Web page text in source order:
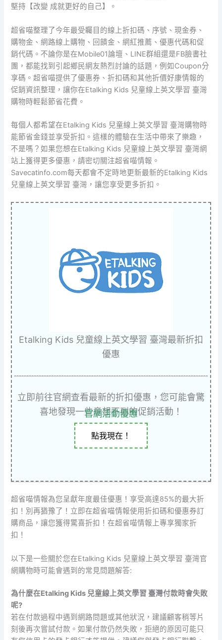
堅持【改變 成就更好的自己】。
超省喵整理了今年最受矚目的線上折扣碼、序號、現金券、
購物金、網路線上購物、回饋金、網紅推薦、優惠代碼和促
銷代碼。不論你是在Mobile01論壇、LINE群組還是FB臉書社
團，都能找到引起鄉民網友熱烈討論的話題，例如Coupon分
享碼。超省喵提供了優惠券、折扣碼和其他折價好康情報的
促銷資訊整理，讓你在Etalking Kids 兒童線上英文學習 臺灣
購物時輕鬆節省花費。
每個人都希望在Etalking Kids 兒童線上英文學習 臺灣購物時
能節省金錢並享受折扣。這樣的體驗在生活中帶來了樂趣，
不是嗎？如果您想在Etalking Kids 兒童線上英文學習 臺灣網
站上獲得更多優惠，請密切關注超省喵情報。
Savecatinfo.com每天都會不定時地更新最新的Etalking Kids
兒童線上英文學習 臺灣，讓您享受更多折扣。
Etalking Kids 兒童線上英文學習 臺灣最新折扣
優惠
立即前往官網查看最新的折扣優惠，您可能會驚
喜地發現一些意想不到的促銷活動！
官網活動優惠
點我現在！
超省喵情報為您呈獻年度最佳優惠！享受高達85%的最大折
扣！別再猶豫了！立即在超省喵情報使用折扣碼和優惠券訂
購商品，讓您獲得驚喜折扣！在超省喵情報上專享獨家折
扣！
以下是一些關於您在Etalking Kids 兒童線上英文學習 臺灣官
網購物時可能會遇到的常見問題解答:
為什麼在Etalking Kids 兒童線上英文學習 臺灣付款時會失敗
呢?
若在付款過程中遇到網路問題或其他狀況，建議顧客稍等片
刻後再次嘗試付款。如果付款仍然失敗，拒絕的原因可能只